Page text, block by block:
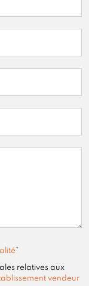
*
relatives aux
vendeur